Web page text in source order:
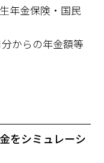
年金保険・国民
からの年金額等
をシミュレーシ